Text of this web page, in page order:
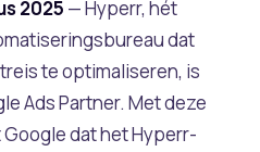
2025 — Hyperr, hét
dat
te optimaliseren, is
Ads Partner. Met deze
dat het Hyperr-